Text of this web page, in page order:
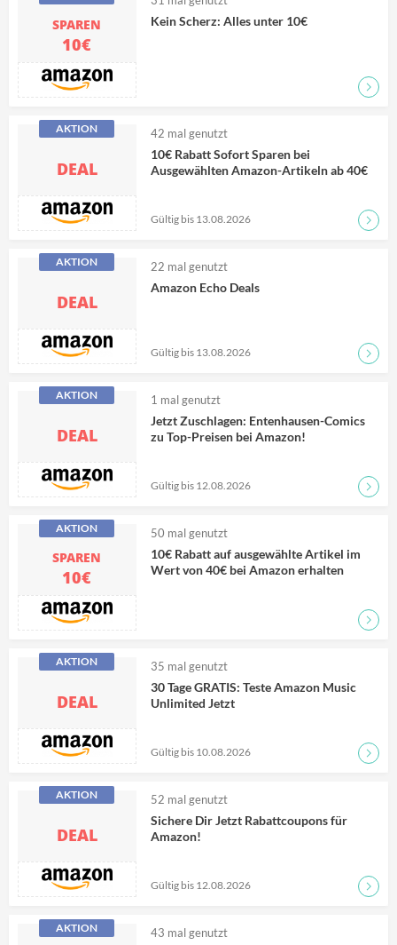
SPAREN
10€
Kein Scherz: Alles unter 10€
Zum
DEAL
AKTION 42 mal genutzt
10€ Rabatt Sofort Sparen bei
Ausgewählten Amazon-Artikeln ab 40€
Gültig bis 13.08.2026 Zum
DEAL
AKTION 22 mal genutzt
Amazon Echo Deals
Gültig bis 13.08.2026 Zum
DEAL
AKTION 1 mal genutzt
Jetzt Zuschlagen: Entenhausen-Comics
zu Top-Preisen bei Amazon!
Gültig bis 12.08.2026 Zum
SPAREN
10€
AKTION 50 mal genutzt
10€ Rabatt auf ausgewählte Artikel im
Wert von 40€ bei Amazon erhalten
Zum
DEAL
AKTION 35 mal genutzt
30 Tage GRATIS: Teste Amazon Music
Unlimited Jetzt
Gültig bis 10.08.2026 Zum
DEAL
AKTION 52 mal genutzt
Sichere Dir Jetzt Rabattcoupons für
Amazon!
Gültig bis 12.08.2026 Zum
AKTION 43 mal genutzt